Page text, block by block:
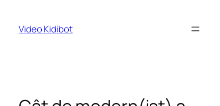
content
Video Kidibot